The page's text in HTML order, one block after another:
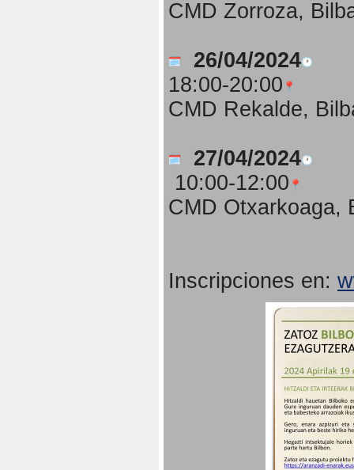
CMD Zorroza,
26/04/2024
18:00-20:00
CMD Rekalde,
27/04/2024
10:00-12:00
CMD Otxarkoaga,
Inscripciones en: